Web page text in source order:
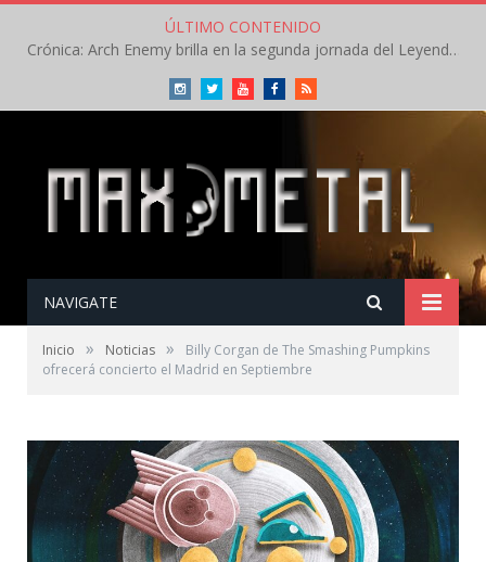
ÚLTIMO CONTENIDO
Crónica: Arch Enemy brilla en la segunda jornada del Leyendas del Rock – Jueves – Agosto 2026
InstagramTwitterYoutubeFacebookRSS
NAVIGATE
Inicio » Noticias »
Billy Corgan de The Smashing Pumpkins
ofrecerá concierto el Madrid en Septiembre